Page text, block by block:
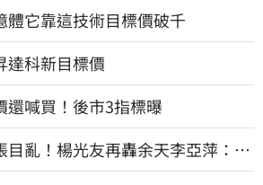
它靠這技術目標價破千
科新目標價
還喊買！後市3指標曝
目亂！楊光友再轟余天李亞萍：他
關